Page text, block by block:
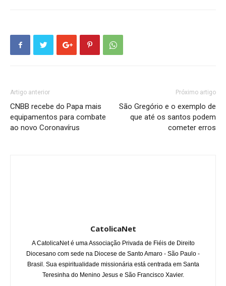
Artigo anterior
CNBB recebe do Papa mais
equipamentos para combate
ao novo Coronavírus
Próximo artigo
São Gregório e o exemplo de
que até os santos podem
cometer erros
CatolicaNet
A CatolicaNet é uma Associação Privada de Fiéis de Direito
Diocesano com sede na Diocese de Santo Amaro - São Paulo -
Brasil. Sua espiritualidade missionária está centrada em Santa
Teresinha do Menino Jesus e São Francisco Xavier.